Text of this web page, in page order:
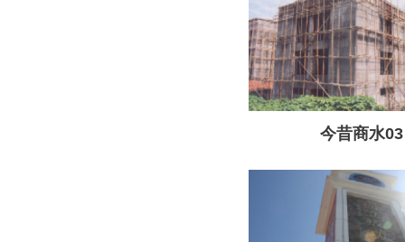
今昔商水03